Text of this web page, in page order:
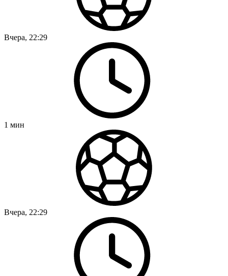
Вчера, 22:29
1 мин
Вчера, 22:29